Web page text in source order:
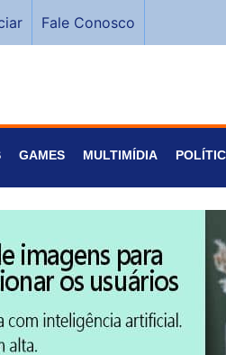
Fale Conosco
GAMES MULTIMÍDIA